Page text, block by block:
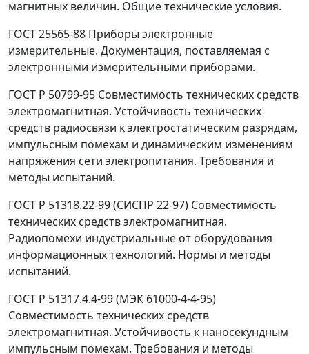
магнитных величин. Общие технические условия.
ГОСТ 25565-88 Приборы электронные
измерительные. Документация, поставляемая с
электронными измерительными приборами.
ГОСТ Р 50799-95 Совместимость технических средств
электромагнитная. Устойчивость технических
средств радиосвязи к электростатическим разрядам,
импульсным помехам и динамическим изменениям
напряжения сети электропитания. Требования и
методы испытаний.
ГОСТ Р 51318.22-99 (СИСПР 22-97) Совместимость
технических средств электромагнитная.
Радиопомехи индустриальные от оборудования
информационных технологий. Нормы и методы
испытаний.
ГОСТ Р 51317.4.4-99 (МЭК 61000-4-4-95)
Совместимость технических средств
электромагнитная. Устойчивость к наносекундным
импульсным помехам. Требования и методы